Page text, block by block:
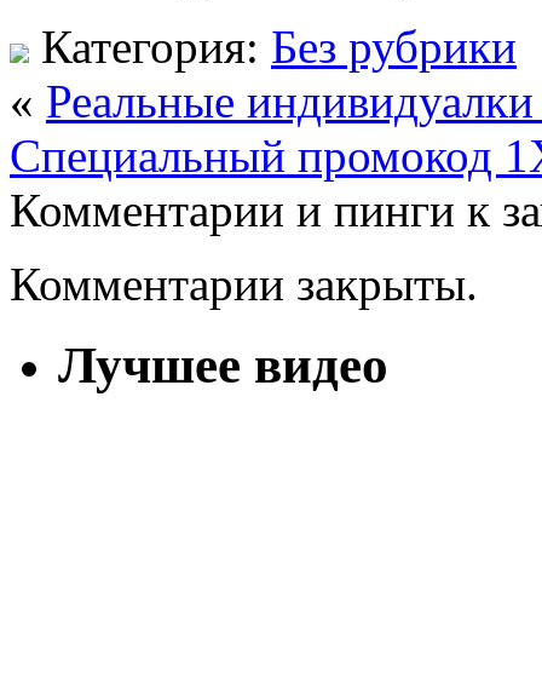
Категория: Без рубрики
« Реальные
Специальный промокод
Комментарии и пинги к
Комментарии закрыты.
Лучшее видео